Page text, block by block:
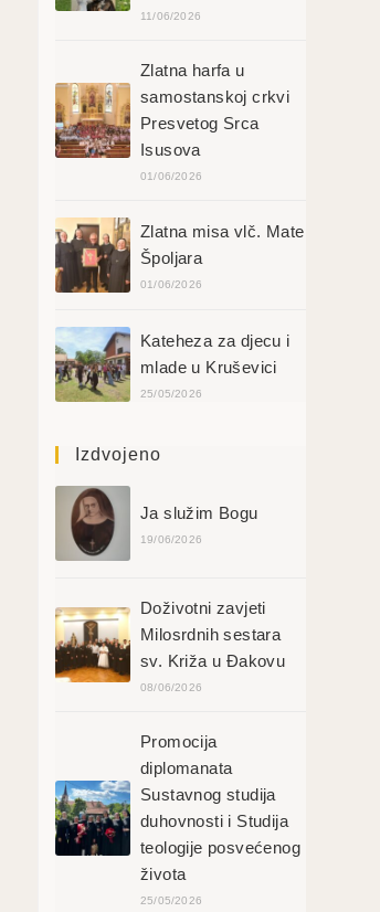
11/06/2026
Zlatna harfa u
samostanskoj crkvi
Presvetog Srca
Isusova
01/06/2026
Zlatna misa vlč. Mate
Špoljara
01/06/2026
Kateheza za djecu i
mlade u Kruševici
25/05/2026
Izdvojeno
Ja služim Bogu
19/06/2026
Doživotni zavjeti
Milosrdnih sestara
sv. Križa u Đakovu
08/06/2026
Promocija
diplomanata
Sustavnog studija
duhovnosti i Studija
teologije posvećenog
života
25/05/2026